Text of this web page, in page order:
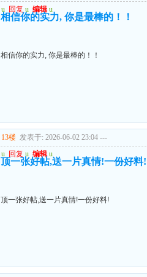
u 回复 u 编辑 u
相信你的实力, 你是最棒的！！
相信你的实力, 你是最棒的！！
13楼 发表于: 2026-06-02 23:04 ---
u 回复 u 编辑 u
顶一张好帖,送一片真情!一份好料!
顶一张好帖,送一片真情!一份好料!